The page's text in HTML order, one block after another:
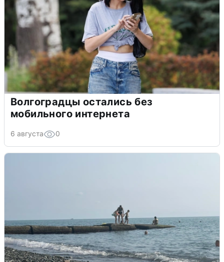
Волгоградцы остались без
мобильного интернета
6 августа 0